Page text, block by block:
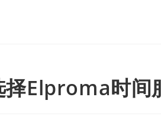
择Elproma时间